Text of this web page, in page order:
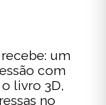
um
com
livro 3D,
no